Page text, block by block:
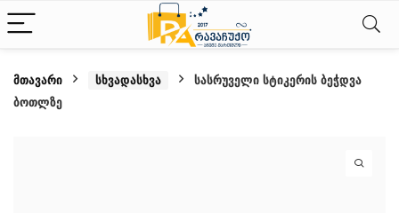
მთავარი სხვადასხვა
სასრუველი სტიკერის ბეჭდვა
ბოთლზე